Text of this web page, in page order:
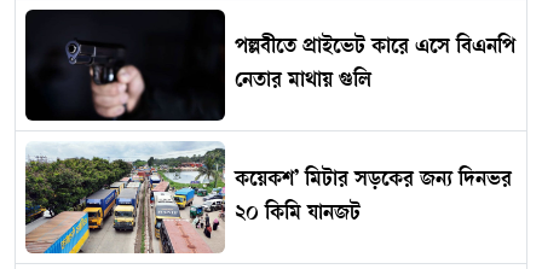
পল্লবীতে প্রাইভেট কারে এসে বিএনপি
নেতার মাথায় গুলি
কয়েকশ’ মিটার সড়কের জন্য দিনভর
২০ কিমি যানজট